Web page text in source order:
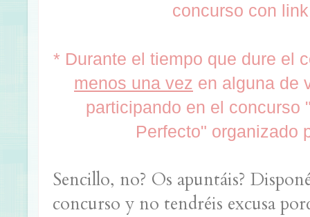
concurso con
* Durante el tiempo que dure el
menos una vez en alguna de
participando en el concurso
Perfecto" organizado
Sencillo, no? Os apuntáis?
concurso y no tendréis excusa